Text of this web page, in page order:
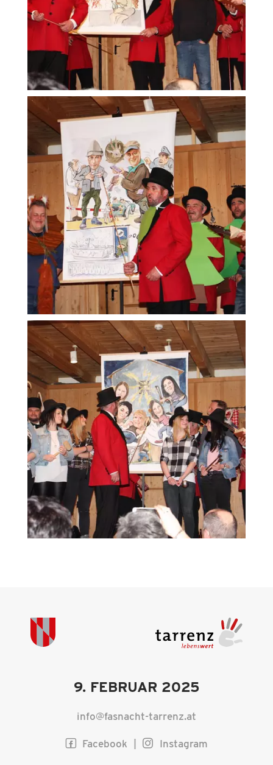
9. FEBRUAR 2025
info@fasnacht-tarrenz.at
facebook2 Facebook instagram Instagram